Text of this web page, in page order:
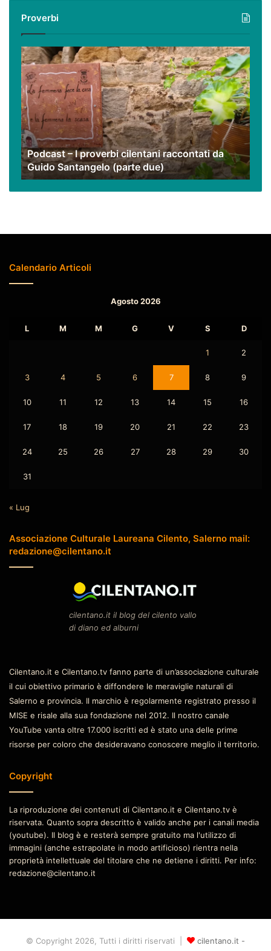
nostri
video
Proverbi
Podcast
–
I
proverbi
cilentani
raccontati
da
Guido
Santangelo
(parte
due)
Podcast – I proverbi cilentani raccontati da
Guido Santangelo (parte due)
Calendario Articoli
Agosto 2026
L M M G V S D
1 2
3 4 5 6 7 8 9
10 11 12 13 14 15 16
17 18 19 20 21 22 23
24 25 26 27 28 29 30
31
« Lug
Associazione Culturale Laureana Cilento, Salerno mail:
redazione@cilentano.it
cilentano.it il blog del cilento vallo
di diano ed alburni
Cilentano.it e Cilentano.tv fanno parte di un’associazione culturale
il cui obiettivo primario è diffondere le meraviglie naturali di
Salerno e provincia. Il marchio è regolarmente registrato presso il
MISE e risale alla sua fondazione nel 2012. Il nostro canale
YouTube vanta oltre 17.000 iscritti ed è stato una delle prime
risorse per coloro che desideravano conoscere meglio il territorio.
Copyright
La riproduzione dei contenuti di Cilentano.it e Cilentano.tv è
riservata. Quanto sopra descritto è valido anche per i canali media
(youtube). Il blog è e resterà sempre gratuito ma l'utilizzo di
immagini (anche estrapolate in modo artificioso) rientra nella
proprietà intellettuale del titolare che ne detiene i diritti. Per info:
redazione@cilentano.it
© Copyright 2026, Tutti i diritti riservati | cilentano.it -